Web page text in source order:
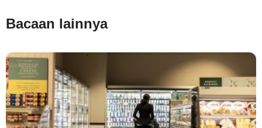
Bacaan lainnya